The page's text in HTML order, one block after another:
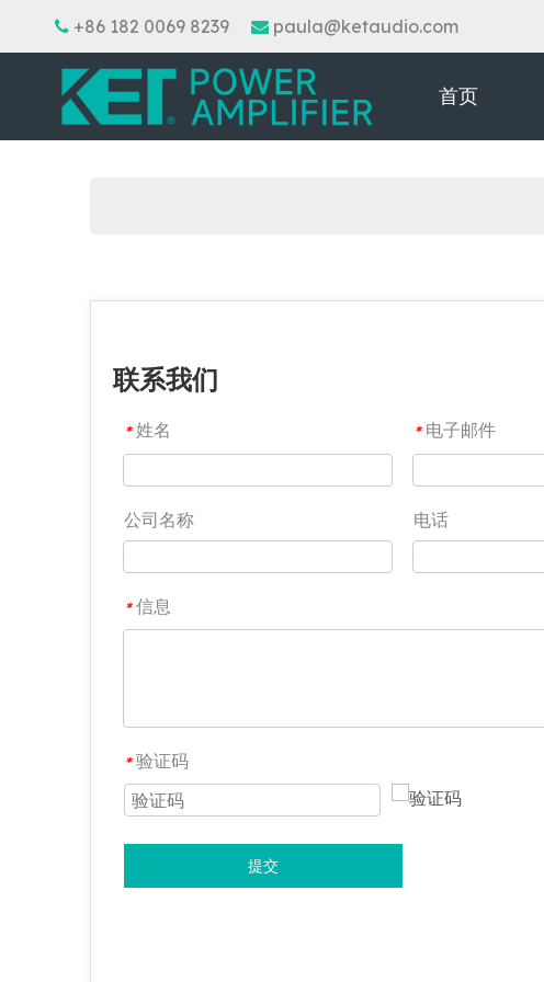
 +86 182 0069 8239  paula@ketaudio.com
首页
联系我们
* 姓名 * 电子邮件
公司名称 电话
* 信息
* 验证码
提交